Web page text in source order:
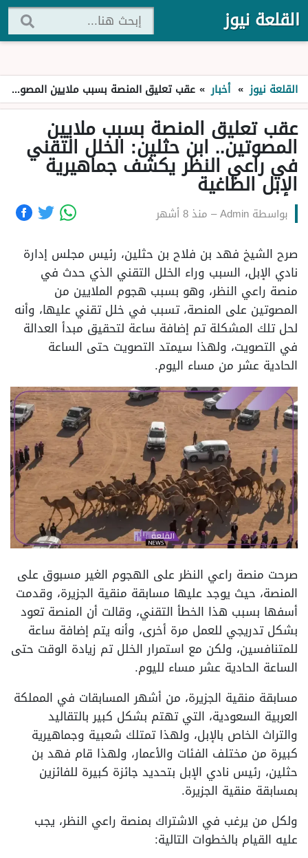
القلعة نيوز
القلعة نيوز » أخبار » عقب تعليق المنصة بسبب ملايين المصوتين.. ابن حثلين: الخلل التقني في راعي النظر يكشف جماهيرية الإبل الطاغية
عقب تعليق المنصة بسبب ملايين
المصوتين.. ابن حثلين: الخلل التقني
في راعي النظر يكشف جماهيرية
الإبل الطاغية
بواسطة Admin
– منذ 8 أشهر
صرح الشيخ فهد بن فلاح بن حثلين، رئيس مجلس إدارة
نادي الإبل، السبب وراء الخلل التقني الذي حدث في
منصة راعي النظر، وهو بسبب هجوم الملايين من
المصوتين على المنصة، تسبب في خلل تقني عليها، وأنه
لحل تلك المشكلة تم إضافة ساعة لتحقيق مبدأ العدالة
في التصويت، ولهذا سيمتد التصويت حتى الساعة
الحادية عشر من مساء اليوم.
صرحت منصة راعي النظر على الهجوم الغير مسبوق على
المنصة، حيث يوجد عليها مسابقة منقية الجزيرة، وقدمت
أسفها بسبب هذا الخطأ التقني، وقالت أن المنصة تعود
بشكل تدريجي للعمل مرة أخرى، وأنه يتم إضافة ساعة
للمتنافسين، ولكن مع استمرار الخلل تم زيادة الوقت حتى
الساعة الحادية عشر مساء لليوم.
مسابقة منقية الجزيرة، من أشهر المسابقات في المملكة
العربية السعودية، التي تهتم بشكل كبير بالتقاليد
والتراث الخاص بالإبل، ولهذا تمتلك شعبية وجماهيرية
كبيرة من مختلف الفئات والأعمار، ولهذا قام فهد بن
حثلين، رئيس نادي الإبل بتحديد جائزة كبيرة للفائزين
بمسابقة منقية الجزيرة.
ولكل من يرغب في الاشتراك بمنصة راعي النظر، يجب
عليه القيام بالخطوات التالية: